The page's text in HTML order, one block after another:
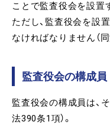
ことで監査役会を設置
ただし、監査役会を設
なければなりません（同
監査役会の構成員
監査役会の構成員は、
法390条1項）。